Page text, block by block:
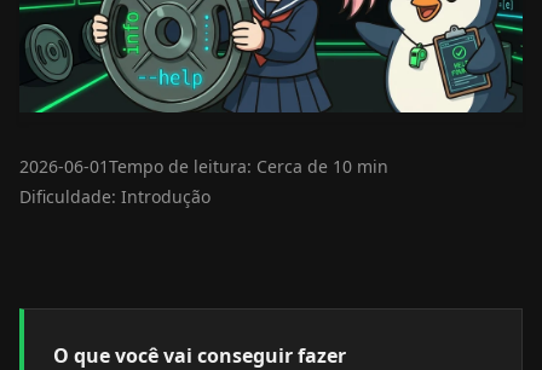
2026-06-01Tempo de leitura: Cerca de 10 min
Dificuldade: Introdução
O que você vai conseguir fazer